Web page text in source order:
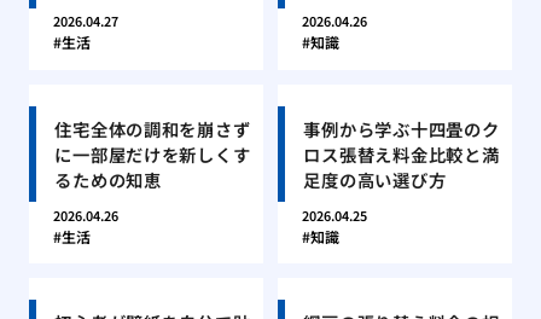
2026.04.27
生活
2026.04.26
知識
住宅全体の調和を崩さず
に一部屋だけを新しくす
るための知恵
2026.04.26
生活
事例から学ぶ十四畳のク
ロス張替え料金比較と満
足度の高い選び方
2026.04.25
知識